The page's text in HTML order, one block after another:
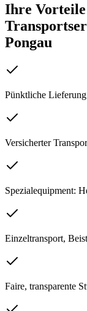
Ihre
Pongau
Pünktliche
Versicherter
Spezialequipment:
Einzeltransport,
Faire, transparente